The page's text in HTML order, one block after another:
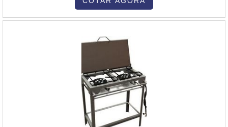
processo muito flexível que proporciona soldagens de qualidade
com grande produtividade, principalmente quando comparado com
processos manuais como eletrodos revestidos. Possibilita fornecer
uma alimentação contínua, realizando uma união de materiais
metálicos pelo aquecimento e fusão, sob uma atmosfera de
proteção gasosa. A máquina de solda é um produto definido com
uma alternativa vantajosa para os mais diferentes campos
industriais, entre eles:Usinas de álcool e petroquímicas;Indústrias